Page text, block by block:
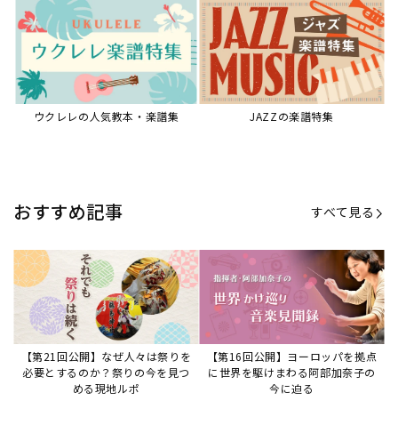
【第21回公開】なぜ人々は祭りを
必要とするのか？祭りの今を見つ
める現地ルポ
【第16回公開】ヨーロッパを拠点
に世界を駆けまわる阿部加奈子の
今に迫る
「できた！」があふれる！『生徒
指導の教科書』
イブ＆トークレポート